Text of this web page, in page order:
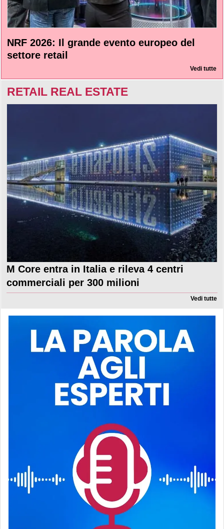
NRF 2026: Il grande evento europeo del
settore retail
Vedi tutte
RETAIL REAL ESTATE
M Core entra in Italia e rileva 4 centri
commerciali per 300 milioni
Vedi tutte